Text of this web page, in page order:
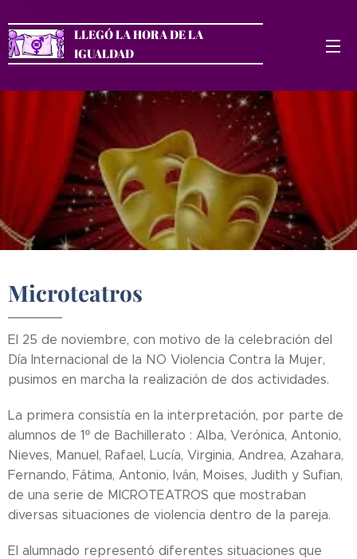
LLEGÓ LA HORA DE LA
IGUALDAD
Microteatros
El 25 de noviembre, con motivo de la celebración del
Día Internacional de la NO Violencia Contra la Mujer,
pusimos en marcha la realización de dos actividades.
La primera consistía en la interpretación, por parte de
alumnos de 1º de Bachillerato : Alba, Verónica, Antonio,
Nieves, Manuel, Rafael, Lucía, Virginia, Andrea, Azahara,
Fernando, Fátima, Antonio, Iván, Moises, Judith y Sufian,
de una serie de MICROTEATROS que mostraban
diversas situaciones de violencia dentro de la pareja.
El alumnado representó diferentes situaciones que